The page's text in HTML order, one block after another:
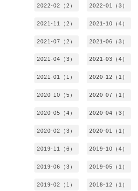
2022-02（2） 2022-01（3）
2021-11（2） 2021-10（4）
2021-07（2） 2021-06（3）
2021-04（3） 2021-03（4）
2021-01（1） 2020-12（1）
2020-10（5） 2020-07（1）
2020-05（4） 2020-04（3）
2020-02（3） 2020-01（1）
2019-11（6） 2019-10（4）
2019-06（3） 2019-05（1）
2019-02（1） 2018-12（1）